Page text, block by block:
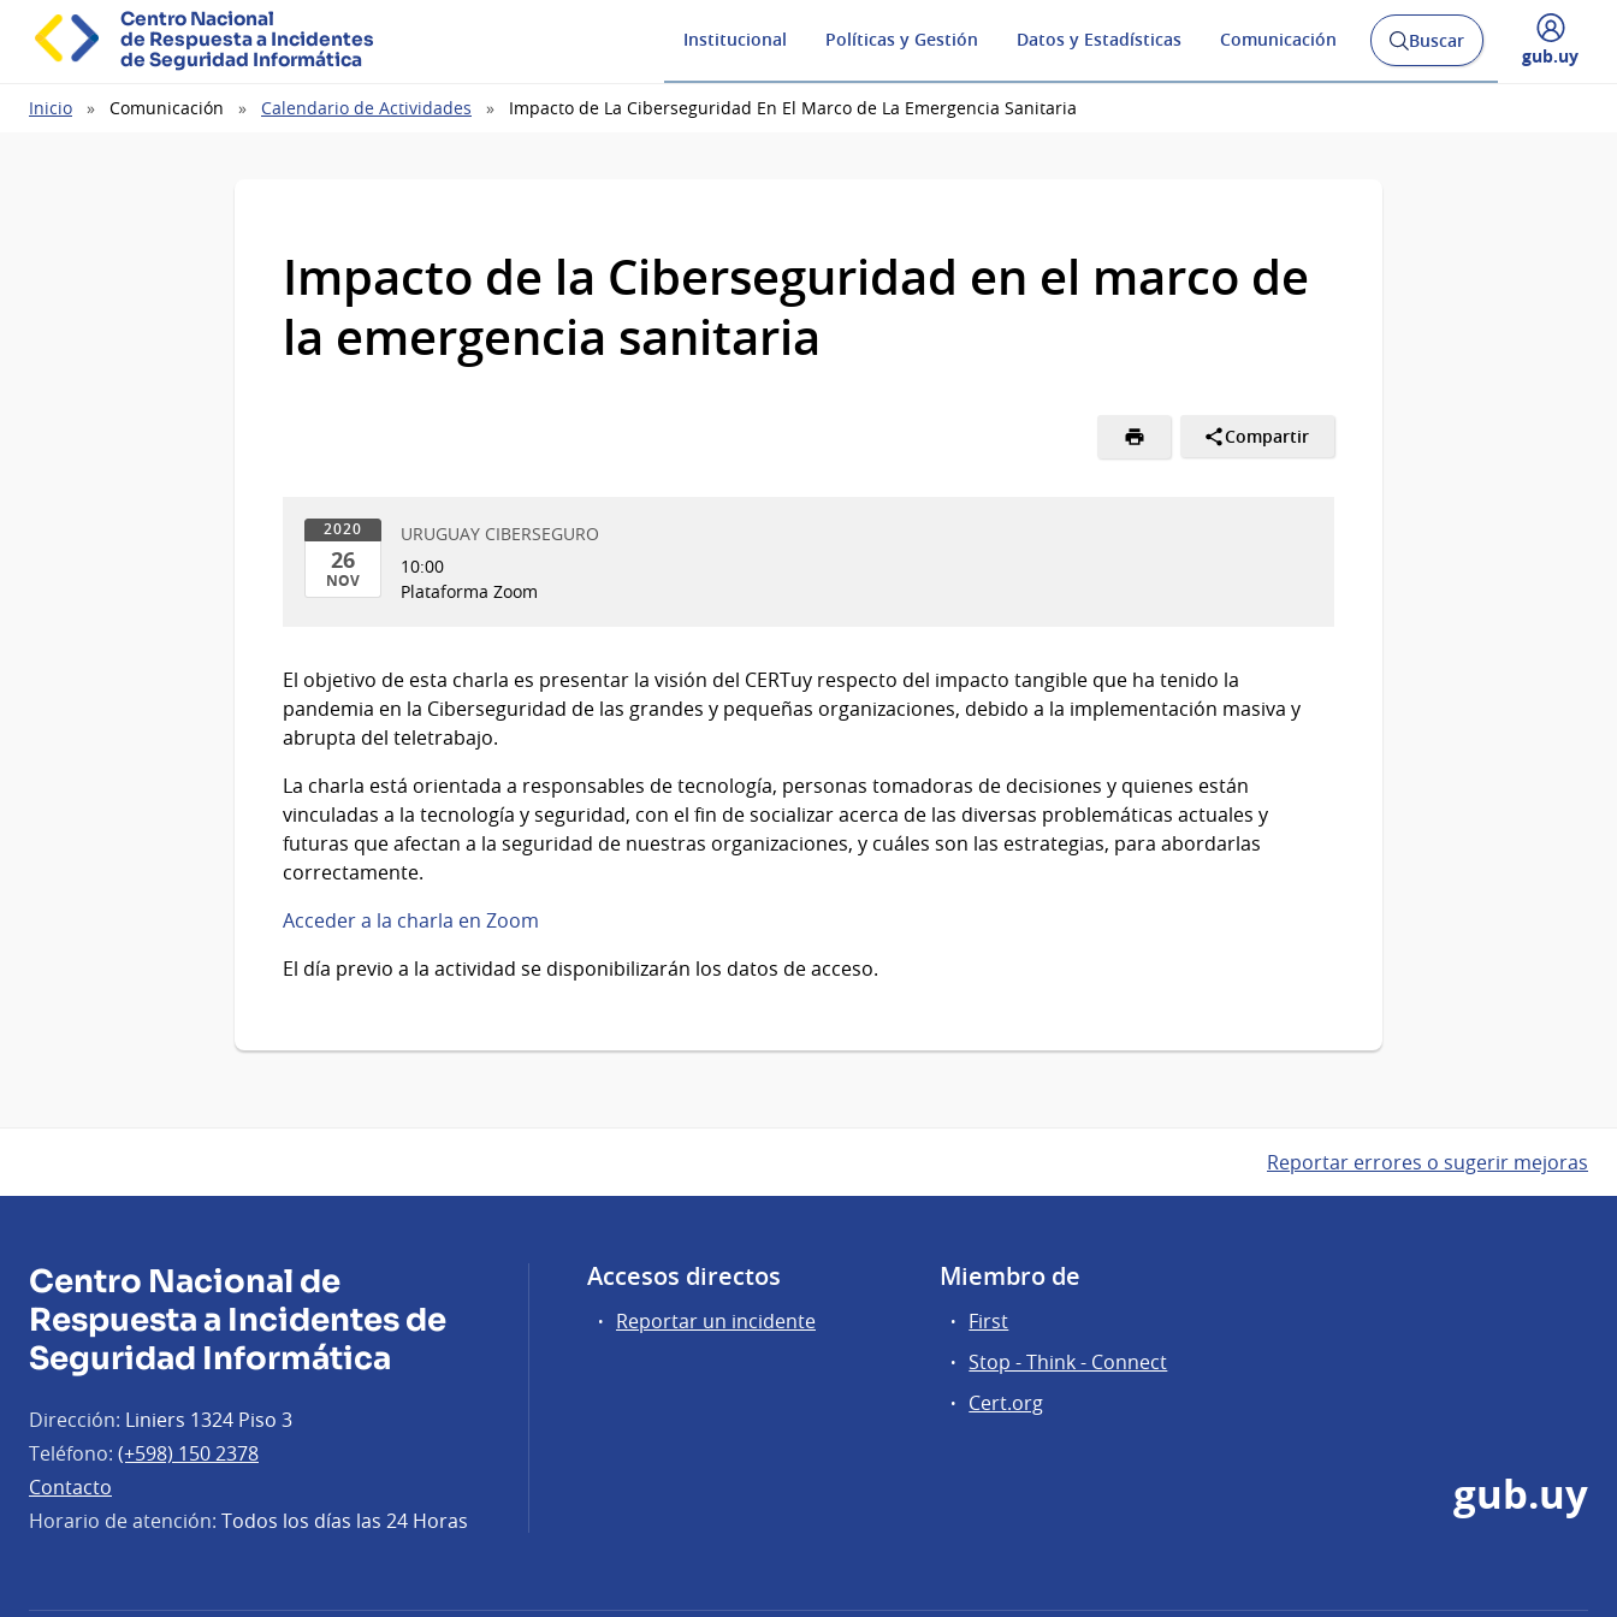
Centro Nacional
de Respuesta a Incidentes
de Seguridad Informática
Institucional Políticas y Gestión Datos y Estadísticas Comunicación
Abrir
buscador
Buscar
Desplegar
gub.uy
Ruta
Inicio Comunicación Calendario de Actividades Impacto de La Ciberseguridad En El Marco de La Emergencia Sanitaria
Impacto de la Ciberseguridad en el marco de
la emergencia sanitaria
Compartir
2020
26
NOV
Nov
del
2020
URUGUAY CIBERSEGURO
10:00
Plataforma Zoom
El objetivo de esta charla es presentar la visión del CERTuy respecto del impacto tangible que ha tenido la
pandemia en la Ciberseguridad de las grandes y pequeñas organizaciones, debido a la implementación masiva y
abrupta del teletrabajo.
La charla está orientada a responsables de tecnología, personas tomadoras de decisiones y quienes están
vinculadas a la tecnología y seguridad, con el fin de socializar acerca de las diversas problemáticas actuales y
futuras que afectan a la seguridad de nuestras organizaciones, y cuáles son las estrategias, para abordarlas
correctamente.
Acceder a la charla en Zoom
El día previo a la actividad se disponibilizarán los datos de acceso.
Reportar errores o sugerir mejoras
Centro Nacional de
Respuesta a Incidentes de
Seguridad Informática
Dirección: Liniers 1324 Piso 3
Teléfono: (+598) 150 2378
Contacto
Horario de atención: Todos los días las 24 Horas
Accesos directos
Reportar un incidente
Miembro de
First
Stop - Think - Connect
Cert.org
gub.uy